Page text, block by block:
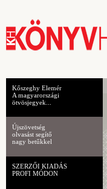
Kőszeghy Elemér
A magyarországi
ötvösjegyek...
Újszövetség
olvasást segítő
nagy betűkkel
SZERZŐI KIADÁS
PROFI MÓDON